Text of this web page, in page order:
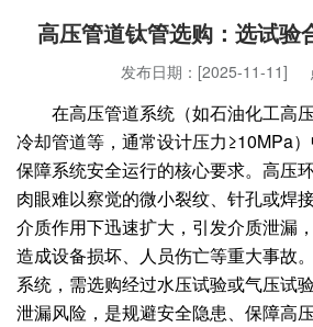
高压管道钛管选购：选试验
发布日期：[2025-11-11]
在高压管道系统（如石油化工高
冷却管道等，通常设计压力≥10MPa
保障系统安全运行的核心要求。高压
肉眼难以察觉的微小裂纹、针孔或焊
介质作用下迅速扩大，引发介质泄漏
造成设备损坏、人员伤亡等重大事故
系统，需选购经过水压试验或气压试
泄漏风险，是规避安全隐患、保障高